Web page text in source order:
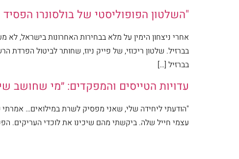
"השלטון הפופוליסטי של בולסונרו
אחרי ניצחון הימין על מלא בבחירות האחרונות בישראל,
בברזיל. שלטון ריכוזי, של פייק ניוז, שחותר לביטול
בברזיל […]
עדויות הטייסים והמפקדים: ״מי שחושב
"הודעתי ליחידה שלי, שאני מפסיק לשרת במילואים…
עצמי חייל שלה. ביקשתי מהם שיכינו את לוכדי העריקים.